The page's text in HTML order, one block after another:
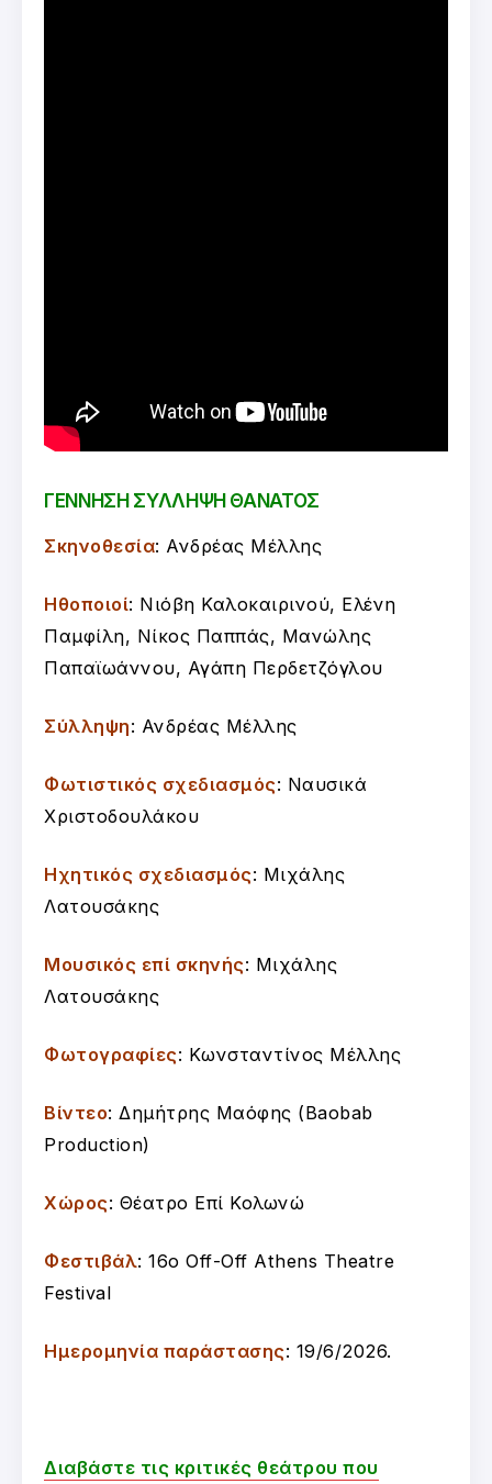
ΓΕΝΝΗΣΗ ΣΥΛΛΗΨΗ ΘΑΝΑΤΟΣ
Σκηνοθεσία: Ανδρέας Μέλλης
Ηθοποιοί: Νιόβη Καλοκαιρινού, Ελένη
Παμφίλη, Νίκος Παππάς, Μανώλης
Παπαϊωάννου, Αγάπη Περδετζόγλου
Σύλληψη: Ανδρέας Μέλλης
Φωτιστικός σχεδιασμός: Ναυσικά
Χριστοδουλάκου
Ηχητικός σχεδιασμός: Μιχάλης
Λατουσάκης
Μουσικός επί σκηνής: Μιχάλης
Λατουσάκης
Φωτογραφίες: Κωνσταντίνος Μέλλης
Βίντεο: Δημήτρης Μαόφης (Baobab
Production)
Χώρος: Θέατρο Επί Κολωνώ
Φεστιβάλ: 16ο Off-Off Athens Theatre
Festival
Ημερομηνία παράστασης: 19/6/2026.
Διαβάστε τις κριτικές θεάτρου που